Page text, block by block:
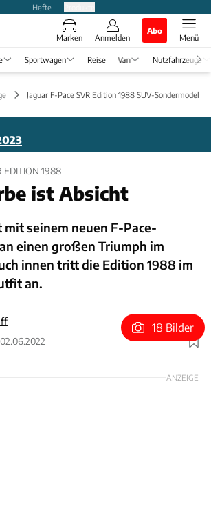
Hefte
Marken Anmelden
Abo
Menü
Sportwagen Reise Van Nutzfahrzeuge
Jaguar F-Pace SVR Edition 1988 SUV-Sondermodell
EDITION 1988
ist Absicht
mit seinem neuen F-Pace-
einen großen Triumph im
innen tritt die Edition 1988 im
an.
Foto: Jaguar Land Rover
18 Bilder
ANZEIGE